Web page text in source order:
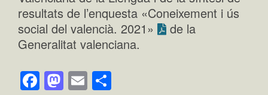
resultats de l’enquesta «Coneixement i ús
social del valencià. 2021»
de la
Generalitat valenciana.
Facebook
Mastodon
Email